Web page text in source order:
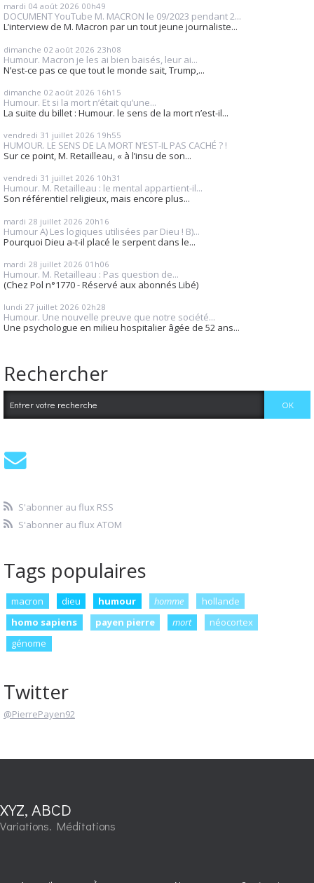
mardi 04 août 2026 00h49
DOCUMENT YouTube M. MACRON le 09/2023 pendant 2...
L’interview de M. Macron par un tout jeune journaliste...
dimanche 02 août 2026 23h08
Humour. Macron je les ai bien baisés, leur ai...
N’est-ce pas ce que tout le monde sait, Trump,...
dimanche 02 août 2026 16h15
Humour. Et si la mort n’était qu’une...
La suite du billet : Humour. le sens de la mort n’est-il...
vendredi 31 juillet 2026 19h55
HUMOUR. LE SENS DE LA MORT N’EST-IL PAS CACHÉ ? !
Sur ce point, M. Retailleau, « à l’insu de son...
vendredi 31 juillet 2026 10h31
Humour. M. Retailleau : le mental appartient-il...
Son référentiel religieux, mais encore plus...
mardi 28 juillet 2026 20h16
Humour A) Les logiques utilisées par Dieu ! B)...
Pourquoi Dieu a-t-il placé le serpent dans le...
mardi 28 juillet 2026 01h06
Humour. M. Retailleau : Pas question de...
(Chez Pol n°1770 - Réservé aux abonnés Libé)
lundi 27 juillet 2026 02h28
Humour. Une nouvelle preuve que notre société...
Une psychologue en milieu hospitalier âgée de 52 ans...
Rechercher
S'abonner au flux RSS
S'abonner au flux ATOM
Tags populaires
macron dieu humour homme
hollande
homo sapiens
payen pierre mort
néocortex
génome
Twitter
@PierrePayen92
XYZ, ABCD
Variations. Méditations